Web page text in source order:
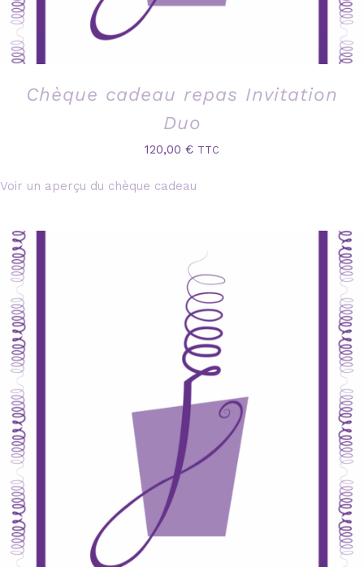
Chèque cadeau repas Invitation
Duo
120,00 € TTC
Voir un aperçu du chèque cadeau